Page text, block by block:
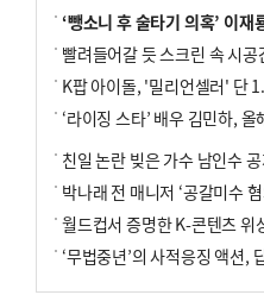
‘뺑소니 후 술타기 의혹’ 이재
박나래 전 매니저 ‘공갈미수